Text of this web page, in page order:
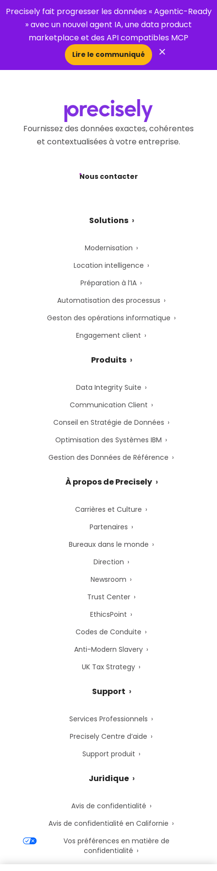
Precisely fait progresser les données « Agentic-Ready
» avec un nouvel agent IA, une data product
marketplace et des API compatibles MCP
Lire le communiqué ×
Fournissez des données exactes, cohérentes
et contextualisées à votre entreprise.
Nous contacter
Solutions
Modernisation
Location intelligence
Préparation à l’IA
Automatisation des processus
Geston des opérations informatique
Engagement client
Produits
Data Integrity Suite
Communication Client
Conseil en Stratégie de Données
Optimisation des Systèmes IBM
Gestion des Données de Référence
À propos de Precisely
Carrières et Culture
Partenaires
Bureaux dans le monde
Direction
Newsroom
Trust Center
EthicsPoint
Codes de Conduite
Anti-Modern Slavery
UK Tax Strategy
Support
Services Professionnels
Precisely Centre d’aide
Support produit
Juridique
Avis de confidentialité
Avis de confidentialité en Californie
Vos préférences en matière de
confidentialité